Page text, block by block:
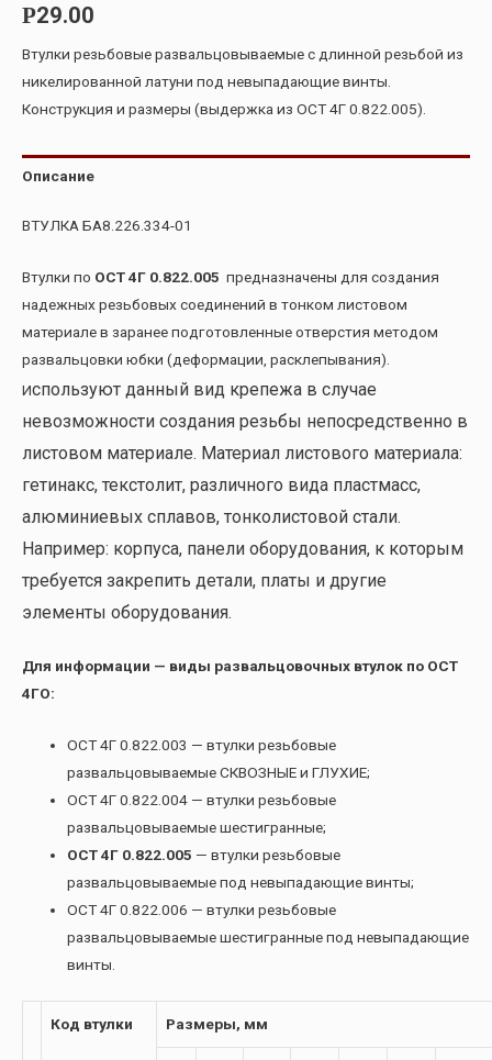
Р29.00
Втулки резьбовые развальцовываемые с длинной резьбой из
никелированной латуни под невыпадающие винты.
Конструкция и размеры (выдержка из ОСТ 4Г 0.822.005).
Описание
ВТУЛКА БА8.226.334-01
Втулки по ОСТ 4Г 0.822.005 предназначены для создания
надежных резьбовых соединений в тонком листовом
материале в заранее подготовленные отверстия методом
развальцовки юбки (деформации, расклепывания).
Используют данный вид крепежа в случае
невозможности создания резьбы непосредственно в
листовом материале. Материал листового материала:
гетинакс, текстолит, различного вида пластмасс,
алюминиевых сплавов, тонколистовой стали.
Например: корпуса, панели оборудования, к которым
требуется закрепить детали, платы и другие
элементы оборудования.
Для информации — виды развальцовочных втулок по ОСТ
4ГО:
ОСТ 4Г 0.822.003 — втулки резьбовые
развальцовываемые СКВОЗНЫЕ и ГЛУХИЕ;
ОСТ 4Г 0.822.004 — втулки резьбовые
развальцовываемые шестигранные;
ОСТ 4Г 0.822.005 — втулки резьбовые
развальцовываемые под невыпадающие винты;
ОСТ 4Г 0.822.006 — втулки резьбовые
развальцовываемые шестигранные под невыпадающие
винты.
Код втулки Размеры, мм